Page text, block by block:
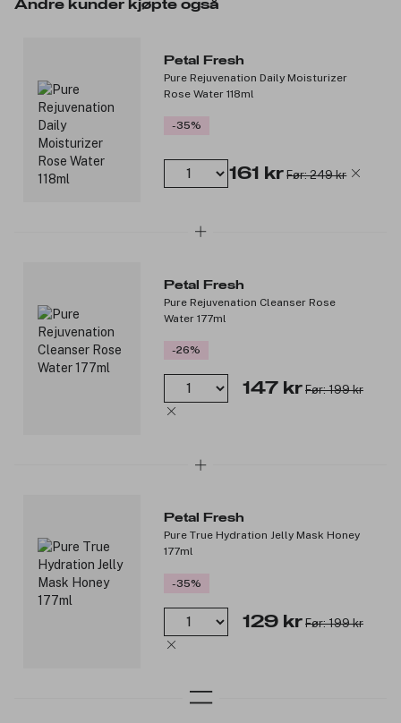
Andre kunder kjøpte også
Petal Fresh
Pure Rejuvenation Daily Moisturizer
Rose Water 118ml
-35%
161 kr Før: 249 kr
Petal Fresh
Pure Rejuvenation Cleanser Rose
Water 177ml
-26%
147 kr Før: 199 kr
Petal Fresh
Pure True Hydration Jelly Mask Honey
177ml
-35%
129 kr Før: 199 kr